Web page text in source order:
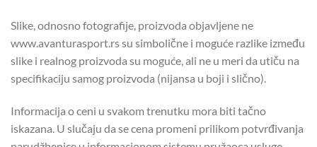
Slike, odnosno fotografije, proizvoda objavljene ne
www.avanturasport.rs su simbolične i moguće razlike između
slike i realnog proizvoda su moguće, ali ne u meri da utiču na
specifikaciju samog proizvoda (nijansa u boji i slično).
Informacija o ceni u svakom trenutku mora biti tačno
iskazana. U slučaju da se cena promeni prilikom potvrđivanja